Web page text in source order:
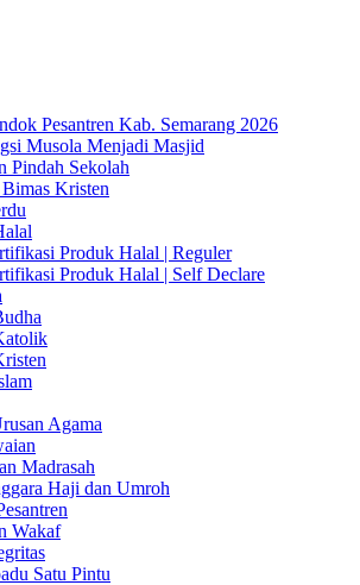
Pesantren Kab. Semarang 2026
Musola Menjadi Masjid
Pindah Sekolah
Kristen
Produk Halal | Reguler
Produk Halal | Self Declare
Agama
Madrasah
Haji dan Umroh
Wakaf
Satu Pintu